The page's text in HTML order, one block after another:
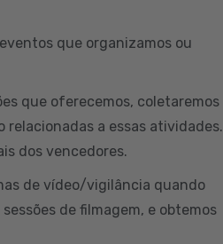
que organizamos ou
que oferecemos, coletaremos
a essas atividades.
dos vencedores.
de vídeo/vigilância quando
de filmagem, e obtemos